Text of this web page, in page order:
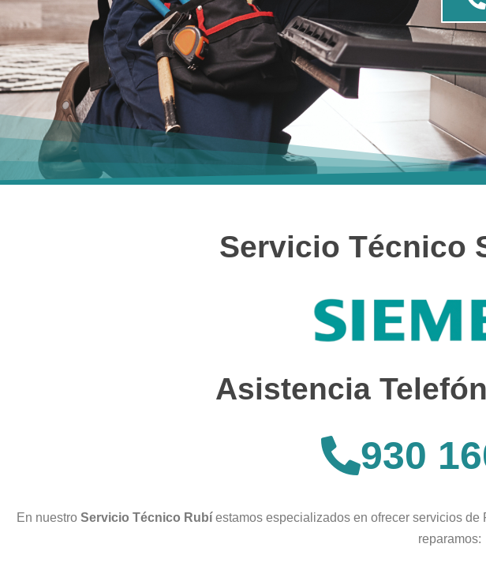
Servicio Técnico
Asistencia
930
En nuestro Servicio Técnico Rubí estamos especializados en ofrecer servicios
reparamos: